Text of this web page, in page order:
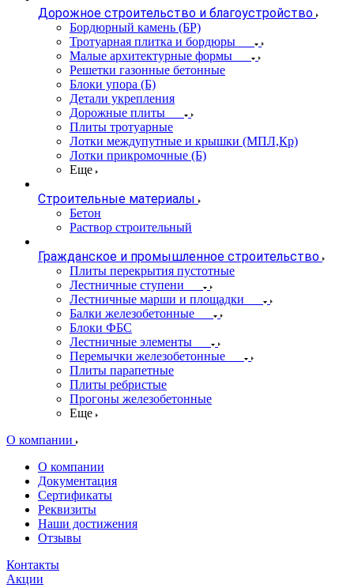
Дорожное строительство и благоустройство
Бордюрный камень (БР)
Тротуарная плитка и бордюры
Малые архитектурные формы
Решетки газонные бетонные
Блоки упора (Б)
Детали укрепления
Дорожные плиты
Плиты тротуарные
Лотки междупутные и крышки (МПЛ,Кр)
Лотки прикромочные (Б)
Еще
Строительные материалы
Бетон
Раствор строительный
Гражданское и промышленное строительство
Плиты перекрытия пустотные
Лестничные ступени
Лестничные марши и площадки
Балки железобетонные
Блоки ФБС
Лестничные элементы
Перемычки железобетонные
Плиты парапетные
Плиты ребристые
Прогоны железобетонные
Еще
О компании
О компании
Документация
Сертификаты
Реквизиты
Наши достижения
Отзывы
Контакты
Акции